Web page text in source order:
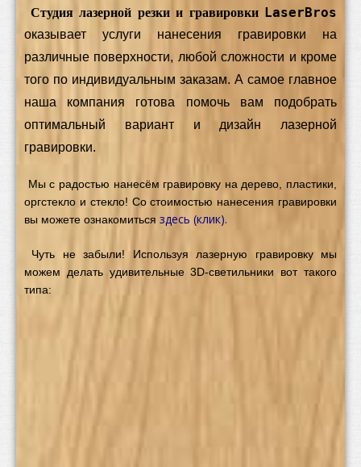
Студия лазерной резки и гравировки LaserBros
оказывает услуги нанесения гравировки на
различные поверхности, любой сложности и кроме
того по индивидуальным заказам. А самое главное
наша компания готова помочь вам подобрать
оптимальный вариант и дизайн лазерной
гравировки.
Мы с радостью нанесём гравировку на дерево, пластики,
оргстекло и стекло! Со стоимостью нанесения гравировки
вы можете ознакомиться здесь (клик).
Чуть не забыли! Используя лазерную гравировку мы
можем делать удивительные 3D-светильники вот такого
типа: